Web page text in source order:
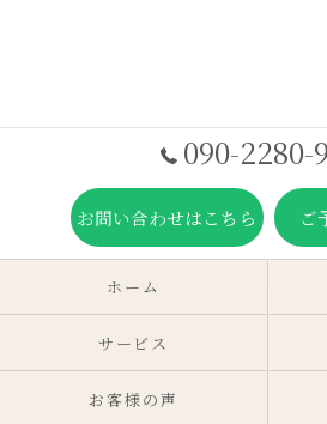
090-2280-
お問い合わせはこちら ご
ホーム
サービス
お客様の声